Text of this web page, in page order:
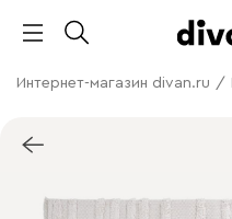
Интернет-магазин divan.ru /